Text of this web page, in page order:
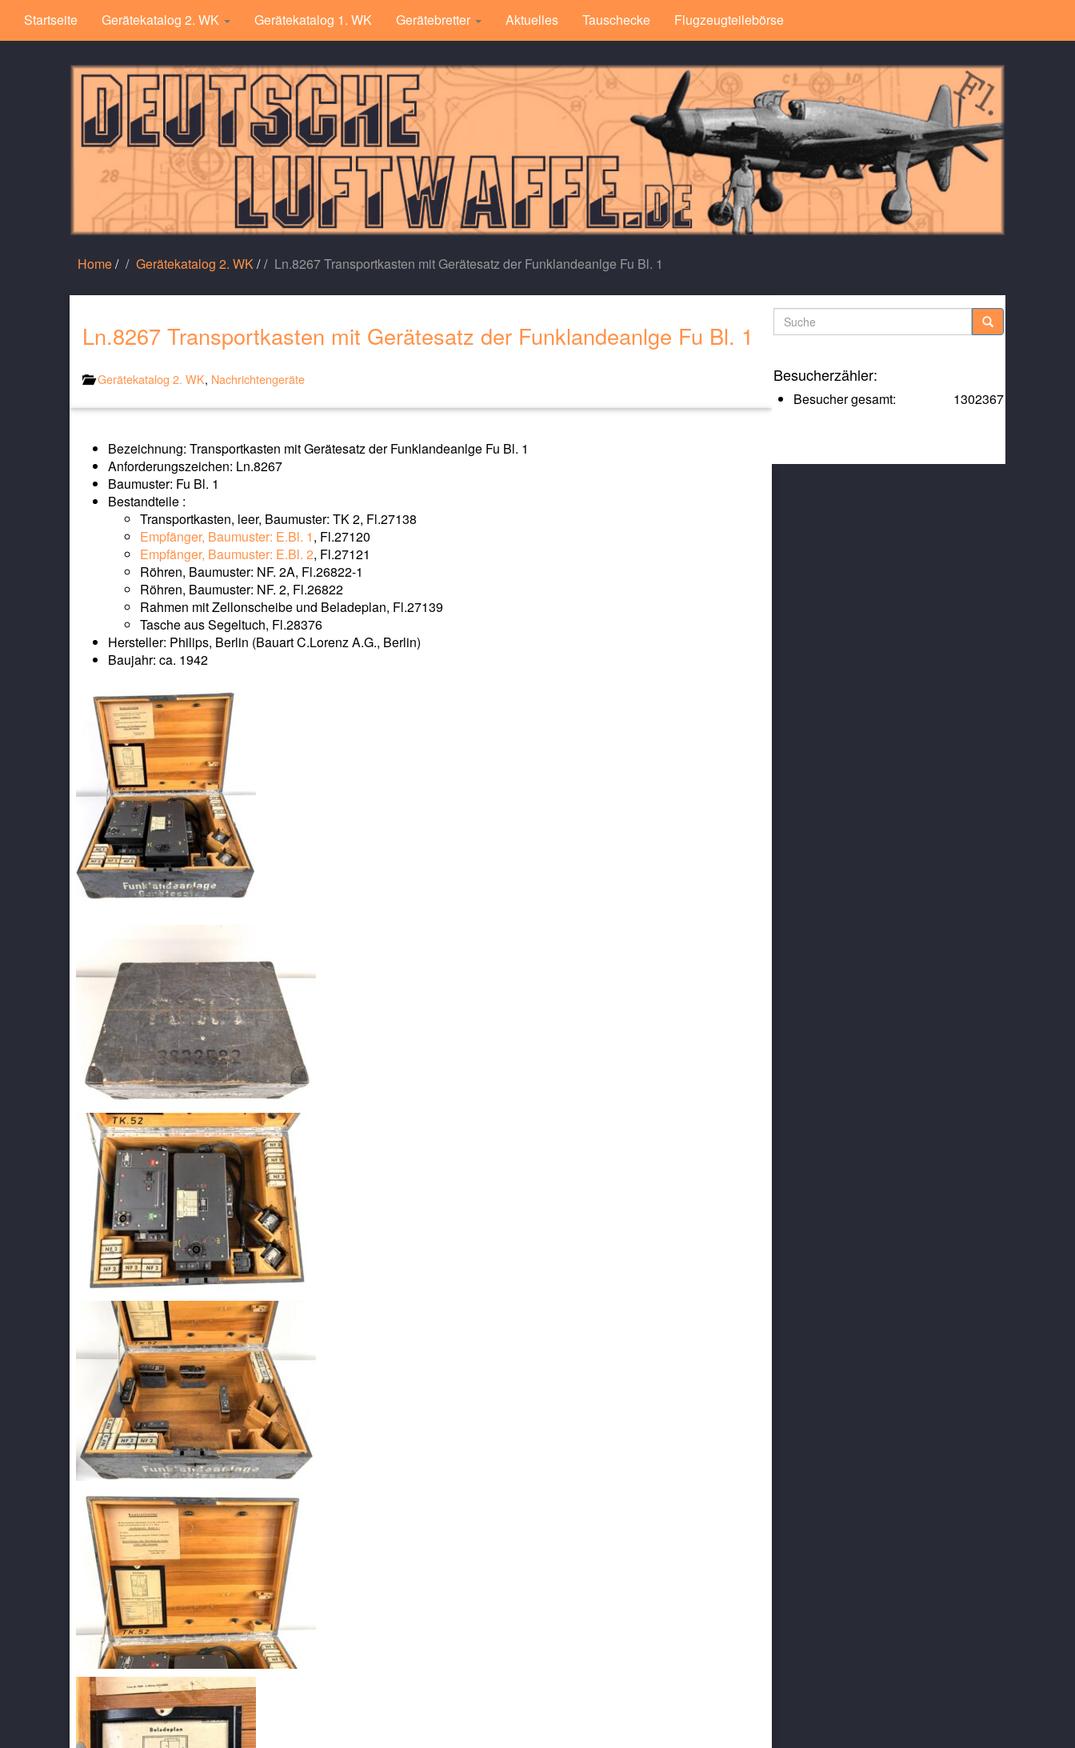
Startseite Gerätekatalog 2. WK Gerätekatalog 1. WK Gerätebretter Aktuelles Tauschecke Flugzeugteilebörse
Home/ Gerätekatalog 2. WK / Ln.8267 Transportkasten mit Gerätesatz der Funklandeanlge Fu Bl. 1
Ln.8267 Transportkasten mit Gerätesatz der Funklandeanlge Fu Bl. 1
Gerätekatalog 2. WK, Nachrichtengeräte
Bezeichnung: Transportkasten mit Gerätesatz der Funklandeanlge Fu Bl. 1
Anforderungszeichen: Ln.8267
Baumuster: Fu Bl. 1
Bestandteile :
Transportkasten, leer, Baumuster: TK 2, Fl.27138
Empfänger, Baumuster: E.Bl. 1, Fl.27120
Empfänger, Baumuster: E.Bl. 2, Fl.27121
Röhren, Baumuster: NF. 2A, Fl.26822-1
Röhren, Baumuster: NF. 2, Fl.26822
Rahmen mit Zellonscheibe und Beladeplan, Fl.27139
Tasche aus Segeltuch, Fl.28376
Hersteller: Philips, Berlin (Bauart C.Lorenz A.G., Berlin)
Baujahr: ca. 1942
Suche
Besucherzähler:
1302367
Besucher gesamt: